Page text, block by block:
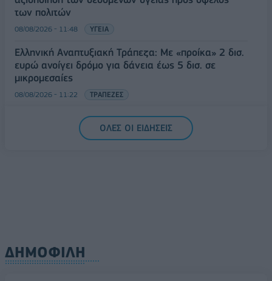
των πολιτών
08/08/2026 - 11:48 ΥΓΕΙΑ
Ελληνική Αναπτυξιακή Τράπεζα: Με «προίκα» 2 δισ.
ευρώ ανοίγει δρόμο για δάνεια έως 5 δισ. σε
μικρομεσαίες
08/08/2026 - 11:22 ΤΡΑΠΕΖΕΣ
5G παντού, 6G στον ορίζοντα: Πού βρίσκεται η
Ελλάδα στη μεγάλη τεχνολογική μετάβαση
ΟΛΕΣ ΟΙ ΕΙΔΗΣΕΙΣ
ΔΗΜΟΦΙΛΗ